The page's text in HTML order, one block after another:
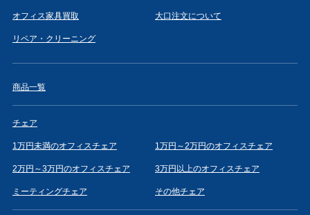
オフィス家具買取 大口注文について
リペア・クリーニング
商品一覧
チェア
1万円未満のオフィスチェア 1万円～2万円のオフィスチェア
2万円～3万円のオフィスチェア 3万円以上のオフィスチェア
ミーティングチェア その他チェア